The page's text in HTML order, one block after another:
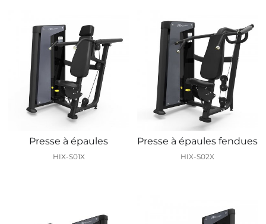
Presse à épaules
HIX-S01X
Presse à épaules fendues
HIX-S02X